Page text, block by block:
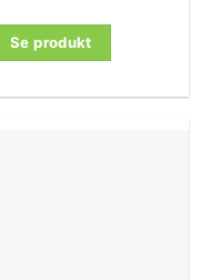
Se produkt